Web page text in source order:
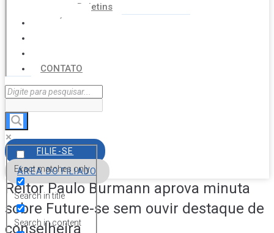
Boletins
NOTÍCIAS
CONTATO
Exact matches only
Search in title
Search in content
FILIE-SE
ÁREA DO FILIADO
Reitor Paulo Burmann aprova minuta
sobre Future-se sem ouvir destaque de
conselheira